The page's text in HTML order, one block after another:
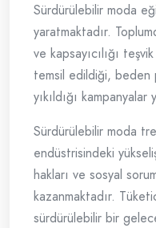
Sürdürülebilir moda
yaratmaktadır.
ve kapsayıcılığı
temsil edildiği, beden
yıkıldığı
Sürdürülebilir moda
endüstrisindeki
hakları ve sosyal
kazanmaktadır.
sürdürülebilir bir